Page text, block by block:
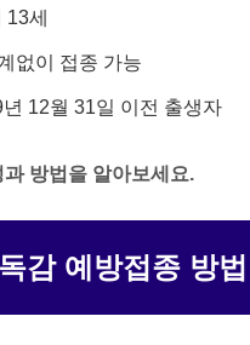
13세
없이 접종 가능
년 12월 31일 이전 출생자
방법을 알아보세요.
독감 예방접종 방